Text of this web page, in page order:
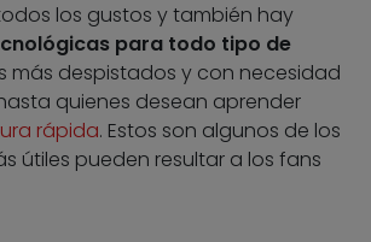
los gustos y también hay
para todo tipo de
más despistados y con necesidad
quienes desean aprender
rápida. Estos son algunos de los
útiles pueden resultar a los fans